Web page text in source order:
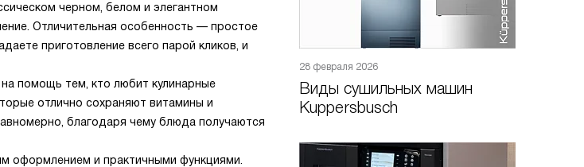
черном, белом и элегантном
Отличительная особенность — простое
приготовление всего парой кликов, и
на помощь тем, кто любит кулинарные
отлично сохраняют витамины и
благодаря чему блюда получаются
оформлением и практичными функциями.
28 февраля 2026
Виды сушильных машин
Kuppersbusch